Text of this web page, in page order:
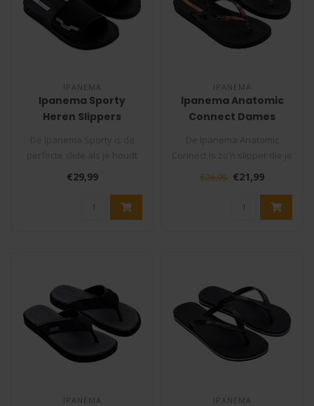
IPANEMA
Ipanema Sporty
Heren Slippers
van simpel, makkelijk en
com..
€29,99
IPANEMA
Ipanema Anatomic
Connect Dames
outfit meteen een upgrade
€26,95 €21,99
IPANEMA IPANEMA